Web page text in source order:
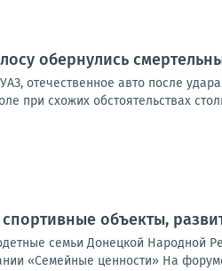
обернулись
отечественное авто после
при схожих обстоятельствах
объекты,
семьи Донецкой Народной
«Семейные ценности» На